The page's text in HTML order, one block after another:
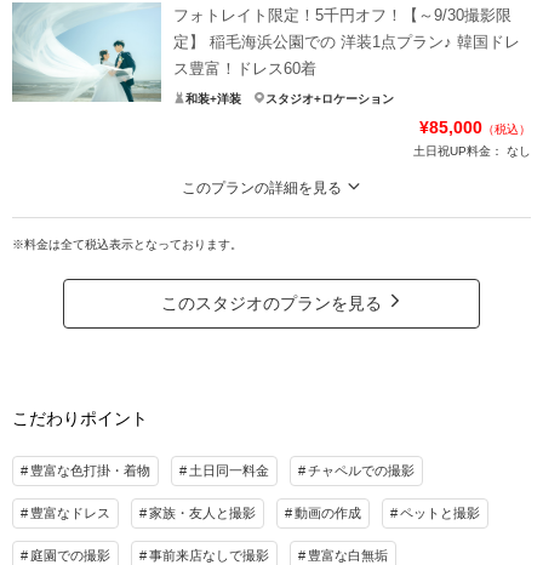
物・無料貸出！
【早割特典】
土日祝料金11,000円OFForウェルカムボードプレゼント！
新郎衣装1着
ヘアメイク
アルバム データ 130カット 台紙付写真
衣装追加
家族と撮影 家族用衣装レンタル ペットと撮影
その他含むもの
相談予約する
来店・オンライン
撮影日の空き
を確認する
フォトレイト限定！5千円オフ！【～9/30撮影限
定】 稲毛海浜公園での 洋装1点プラン♪ 韓国ドレ
ス豊富！ドレス60着
和装+洋装 スタジオ+ロケーション
¥85,000 （税込）
土日祝UP料金：
なし
このプランの詳細を見る
210データ 髪飾り・撮影小物・ブーケ・肌着・ドレスインナー・足袋・シュー
ズ無料貸出！
土日祝撮影の場合→（6/1～8/31まで）土日祝料金無料
（9/1～9/30まで）土日祝料金22,000円→11,000円
撮影料 新婦衣装2着
着付け ヘアメイク 小物一式
アルバム データ 210カット
※料金は全て税込表示となっております。
このスタジオのプランを見る
こだわりポイント
豊富な色打掛・着物 土日同一料金 チャペルでの撮影
豊富なドレス 家族・友人と撮影 動画の作成 ペットと撮影
庭園での撮影 事前来店なしで撮影 豊富な白無垢